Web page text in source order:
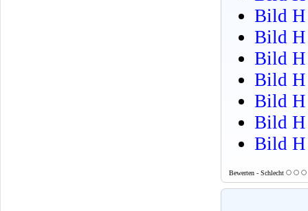
Bild H
Bild H
Bild H
Bild H
Bild H
Bild H
Bild H
Bewerten - Schlecht